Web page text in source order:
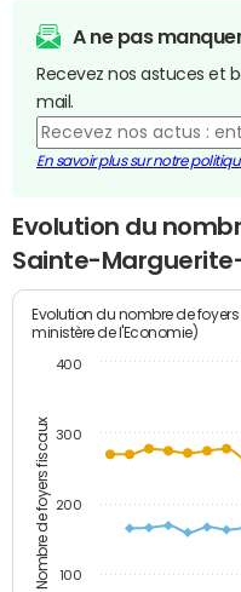
A ne pas
Recevez nos astuces et
mail.
En savoir plus sur notre
Evolution du
Sainte-
Nombre de foyers fiscaux
Evolution du nombre de
ministère de l'Economie)
100
200
300
400